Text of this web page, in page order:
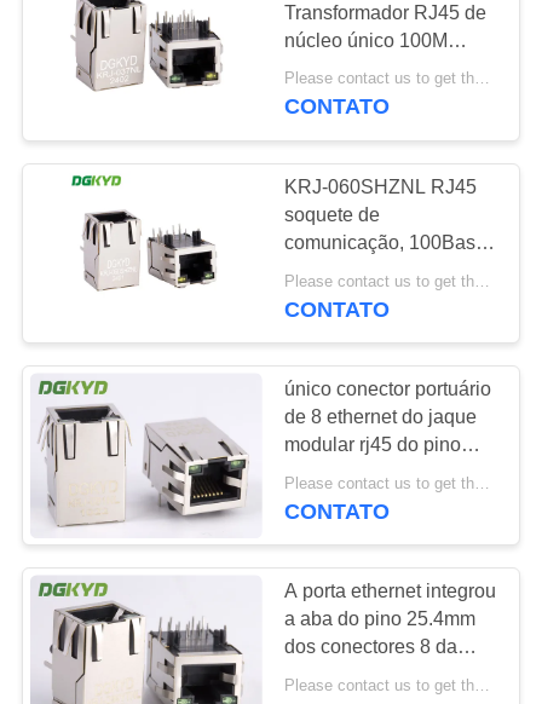
jaque rj11
RJ45 com
transformador
RJ45 SMD
39
Transformador RJ45 de
núcleo único 100M
RJ45 Conector de
computador Cat5 RJ45
Please contact us to get the latest price. MOQ:1 peça
CONTATO
KRJ-060SHZNL RJ45
soquete de
comunicação, 100Base-
T soquete de rede
integrada de portos de
RJ45
CONTATO
único conector portuário
de 8 ethernet do jaque
modular rj45 do pino
100Mb com isolamento
RJ45 com transformador
Please contact us to get the latest price. MOQ:1 parte
CONTATO
A porta ethernet integrou
a aba do pino 25.4mm
dos conectores 8 da
rede RJ45 acima para a
Please contact us to get the latest price. MOQ:1 parte